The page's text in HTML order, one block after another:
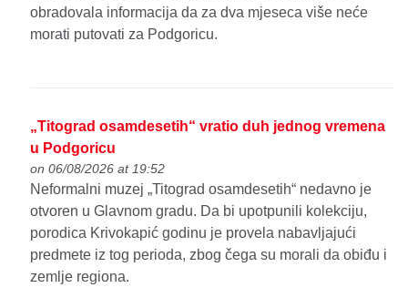
obradovala informacija da za dva mjeseca više neće
morati putovati za Podgoricu.
„Titograd osamdesetih“ vratio duh jednog vremena
u Podgoricu
on 06/08/2026 at 19:52
Neformalni muzej „Titograd osamdesetih“ nedavno je
otvoren u Glavnom gradu. Da bi upotpunili kolekciju,
porodica Krivokapić godinu je provela nabavljajući
predmete iz tog perioda, zbog čega su morali da obiđu i
zemlje regiona.